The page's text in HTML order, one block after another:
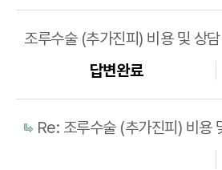
조루수술 (추가진피) 비용 및 상담
답변완료
Re: 조루수술 (추가진피) 비용